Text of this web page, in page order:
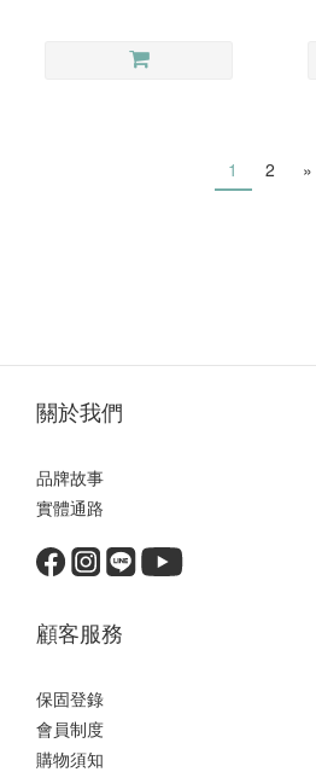
1 2 »
關於我們
品牌故事
實體通路
顧客服務
保固登錄
會員制度
購物須知